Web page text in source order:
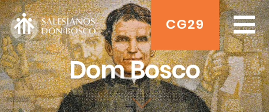
CG29
Dom Bosco